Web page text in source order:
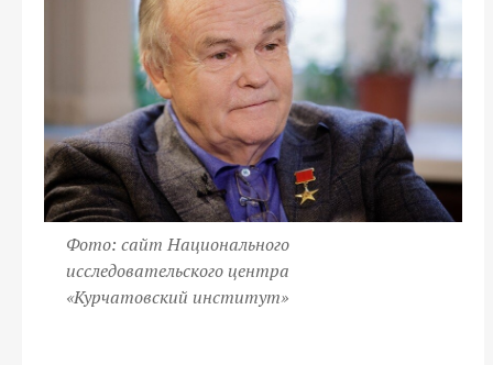
Фото: сайт Национального
исследовательского центра
«Курчатовский институт»